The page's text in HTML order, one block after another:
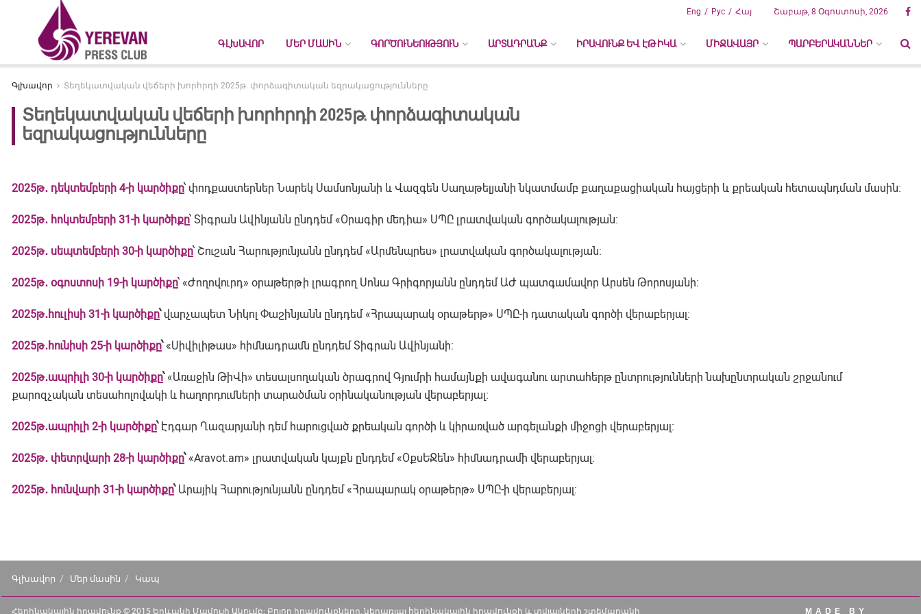
Рус Հայ
Eng Շաբաթ, 8 Օգոստոսի, 2026
ԳԼԽԱՎՈՐ ՄԵՐ ՄԱՍԻՆ ԳՈՐԾՈՒՆԵՈՒԹՅՈՒՆ ԱՐՏԱԴՐԱՆՔ ԻՐԱՎՈՒՆՔ ԵՎ ԷԹԻԿԱ ՄԻՋԱՎԱՅՐ ՊԱՐԲԵՐԱԿԱՆՆԵՐ
Գլխավոր Տեղեկատվական վեճերի խորհրդի 2025թ. փորձագիտական եզրակացությունները
Տեղեկատվական վեճերի խորհրդի 2025թ. փորձագիտական
եզրակացությունները
2025թ․ դեկտեմբերի 4-ի կարծիքը՝ փոդքաստերներ Նարեկ Սամսոնյանի և Վազգեն Սաղաթելյանի նկատմամբ քաղաքացիական հայցերի և քրեական հետապնդման մասին։
2025թ․ հոկտեմբերի 31-ի կարծիքը՝ Տիգրան Ավինյանն ընդդեմ «Օրագիր մեդիա» ՍՊԸ լրատվական գործակալության։
2025թ․ սեպտեմբերի 30-ի կարծիքը՝ Շուշան Հարությունյանն ընդդեմ «Արմենպրես» լրատվական գործակալության։
2025թ․ օգոստոսի 19-ի կարծիքը՝ «Ժողովուրդ» օրաթերթի լրագրող Սոնա Գրիգորյանն ընդդեմ ԱԺ պատգամավոր Արսեն Թորոսյանի։
2025թ․հուլիսի 31-ի կարծիքը՝ վարչապետ Նիկոլ Փաշինյանն ընդդեմ «Հրապարակ օրաթերթ» ՍՊԸ-ի դատական գործի վերաբերյալ։
2025թ․հունիսի 25-ի կարծիքը՝ «Սիվիլիթաս» հիմնադրամն ընդդեմ Տիգրան Ավինյանի։
2025թ․ապրիլի 30-ի կարծիքը՝ «Առաջին ԹիՎի» տեսալսողական ծրագրով Գյումրի համայնքի ավագանու արտահերթ ընտրությունների նախընտրական շրջանում
քարոզչական տեսահոլովակի և հաղորդումների տարածման օրինականության վերաբերյալ։
2025թ․ապրիլի 2-ի կարծիքը՝ Էդգար Ղազարյանի դեմ հարուցված քրեական գործի և կիրառված արգելանքի միջոցի վերաբերյալ։
2025թ․ փետրվարի 28-ի կարծիքը՝ «Aravot.am» լրատվական կայքն ընդդեմ «ՕքսԵՋեն» հիմնադրամի վերաբերյալ:
2025թ․ հունվարի 31-ի կարծիքը՝ Արայիկ Հարությունյանն ընդդեմ «Հրապարակ օրաթերթ» ՍՊԸ-ի վերաբերյալ:
Գլխավոր Մեր մասին Կապ
Հեղինակային իրավունք © 2015 Երևանի Մամուլի Ակումբ: Բոլոր իրավունքները, ներառյալ հեղինակային իրավունքի և տվյալների շտեմարանի MADE BY